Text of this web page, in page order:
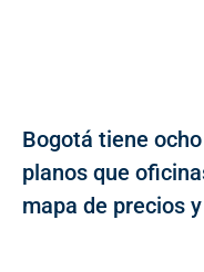
Bogotá tiene
planos que
mapa de precios